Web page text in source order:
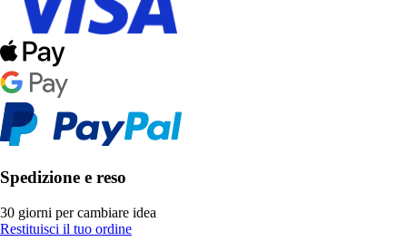
Spedizione e reso
30 giorni per cambiare idea
Restituisci il tuo ordine